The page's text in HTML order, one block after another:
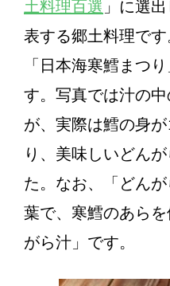
土料理百選 」に選
表する郷土料理で
「日本海寒鱈まつ
す。写真では汁の
が、実際は鱈の身
り、美味しいどん
た。なお、「どん
葉で、寒鱈のあら
がら汁」です。